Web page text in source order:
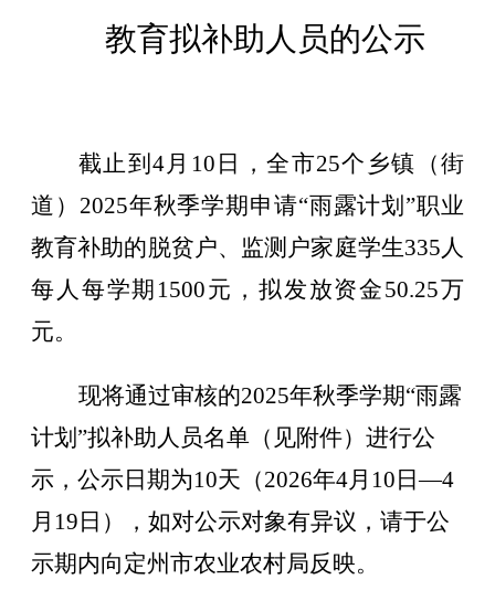
教育拟补助 人员的公示
截止到 4月 10 日 ，全市25个乡镇（街
道） 2025年秋季学期申请“雨露计划”职业
教育补助的脱贫户、监测户家庭学生335人
每人每学期1500元，拟发放资金50.25万
元。
现将通过审核的2025年秋季学期“雨露
计划”拟补助人员名单（见附件）进行公
示，公示日期为10天（2026年4月 10 日—4
月 19 日），如对公示对象有异议，请于公
示期内向定州市农业农村局反映。